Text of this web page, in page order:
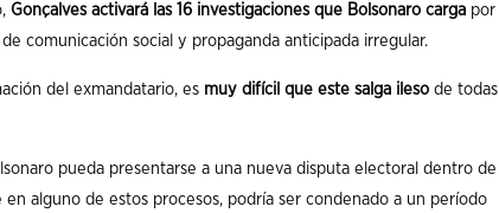
Gonçalves activará las 16 investigaciones que Bolsonaro carga por
comunicación social y propaganda anticipada irregular.
del exmandatario, es muy difícil que este salga ileso de todas
pueda presentarse a una nueva disputa electoral dentro de
alguno de estos procesos, podría ser condenado a un período